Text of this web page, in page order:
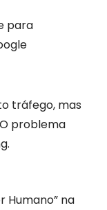
para
tráfego, mas
problema
Humano” na